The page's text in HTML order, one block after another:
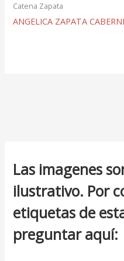
Las imagenes
ilustrativo. Por
etiquetas de
preguntar aquí:
Catena Zapata
ANGELICA ZAPATA